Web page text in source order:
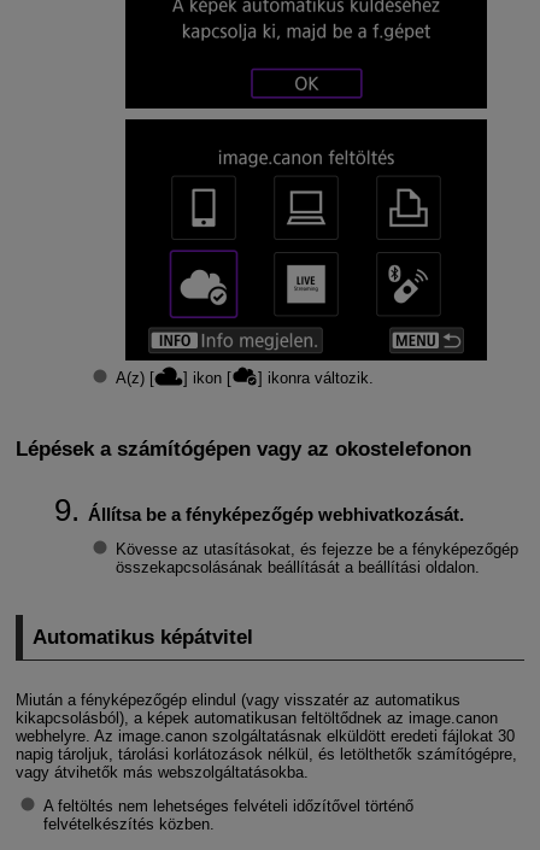
A(z) [ ] ikon [ ] ikonra változik.
Lépések a számítógépen vagy az okostelefonon
Állítsa be a fényképezőgép webhivatkozását.
Kövesse az utasításokat, és fejezze be a fényképezőgép
összekapcsolásának beállítását a beállítási oldalon.
Automatikus képátvitel
Miután a fényképezőgép elindul (vagy visszatér az automatikus
kikapcsolásból), a képek automatikusan feltöltődnek az image.canon
webhelyre. Az image.canon szolgáltatásnak elküldött eredeti fájlokat 30
napig tároljuk, tárolási korlátozások nélkül, és letölthetők számítógépre,
vagy átvihetők más webszolgáltatásokba.
A feltöltés nem lehetséges felvételi időzítővel történő
felvételkészítés közben.